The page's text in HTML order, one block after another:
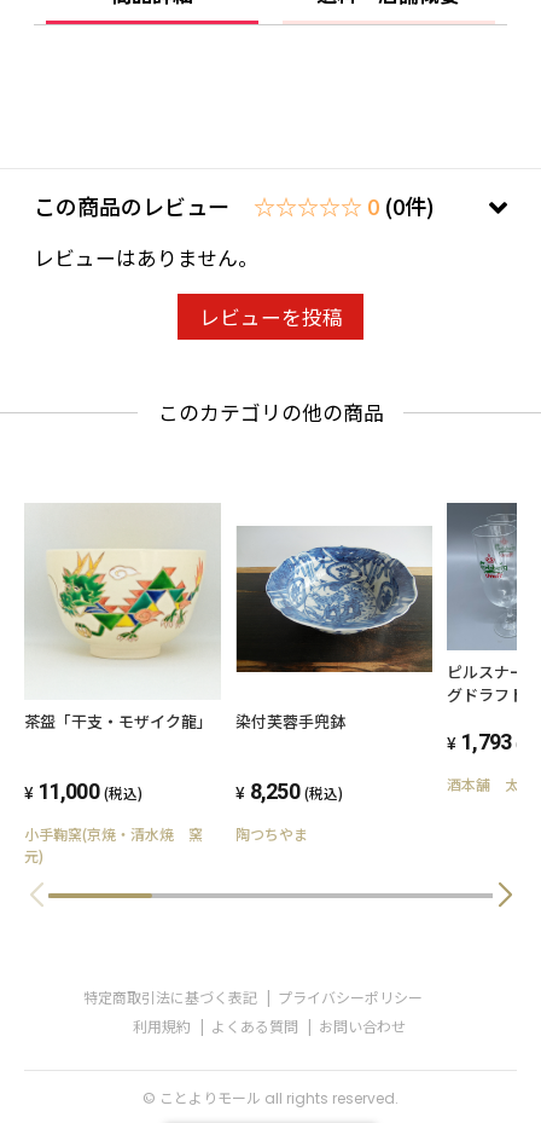
この商品のレビュー ☆☆☆☆☆ 0 (0件)
レビューはありません。
レビューを投稿
このカテゴリの他の商品
茶盌「干支・モザイク龍」
11,000 (税込)
小手鞠窯(京焼・清水焼 窯
元)
染付芙蓉手兜鉢
8,250 (税込)
陶つちやま
ピルスナー
グドラフ
1,793 (税
酒本舗 太右
特定商取引法に基づく表記
プライバシーポリシー
利用規約
よくある質問 お問い合わせ
© ことよりモール all rights reserved.